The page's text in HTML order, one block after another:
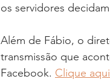
os servidores
Além de Fábio, o
transmissão que
Facebook. Clique